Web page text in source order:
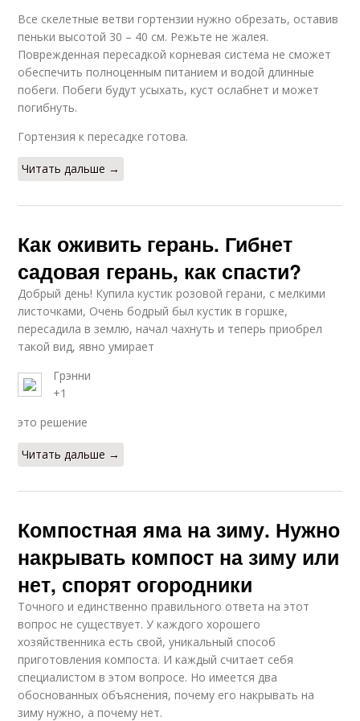
Все скелетные ветви гортензии нужно обрезать, оставив
пеньки высотой 30 – 40 см. Режьте не жалея.
Поврежденная пересадкой корневая система не сможет
обеспечить полноценным питанием и водой длинные
побеги. Побеги будут усыхать, куст ослабнет и может
погибнуть.
Гортензия к пересадке готова.
Читать дальше →
Как оживить герань. Гибнет
садовая герань, как спасти?
Добрый день! Купила кустик розовой герани, с мелкими
листочками, Очень бодрый был кустик в горшке,
пересадила в землю, начал чахнуть и теперь приобрел
такой вид, явно умирает
Грэнни
+1
это решение
Читать дальше →
Компостная яма на зиму. Нужно
накрывать компост на зиму или
нет, спорят огородники
Точного и единственно правильного ответа на этот
вопрос не существует. У каждого хорошего
хозяйственника есть свой, уникальный способ
приготовления компоста. И каждый считает себя
специалистом в этом вопросе. Но имеется два
обоснованных объяснения, почему его накрывать на
зиму нужно, а почему нет.